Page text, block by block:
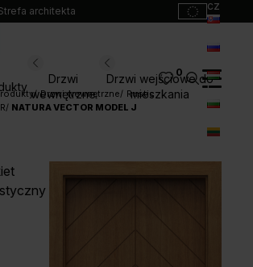
architekta cz
hu
Drzwi
wewnętrzne
Drzwi wejściowe do
mieszkania
0
drzwi
Drzwi wewnętrzne
Rustic
NATURA VECTOR MODEL J